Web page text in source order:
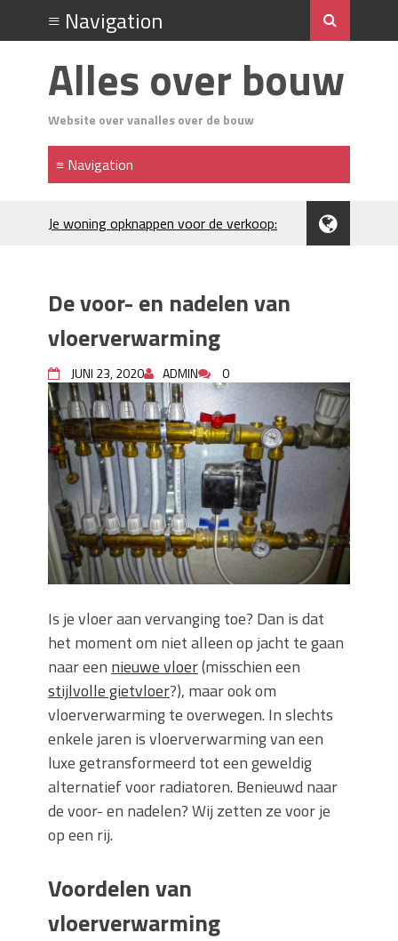
Alles over bouw
Website over vanalles over de bouw
Je woning opknappen voor de verkoop:
evenementen
H₂S in Rotterdamse woonwijken:
metingen, geurneutralisatie en
resultaten
Kunststof erfafscheiding: duurzame
keuze voor iedere tuin
Wat is een sleuvenzaagmachine en
wanneer gebruik je hem?
Wonen in balans en comfort
Wanneer is het slim om een
graafmachine te huren in plaats van te
kopen?
Buitenleven, de tuin en een hangmat
kopen
Verbouwen? Sla je inboedel tijdelijk op!
Waar let je op bij het kiezen van een
dakdekkersbedrijf?
De voor- en nadelen van
vloerverwarming
JUNI 23, 2020 ADMIN 0
Is je vloer aan vervanging toe? Dan is dat
het moment om niet alleen op jacht te gaan
naar een nieuwe vloer(misschien een
stijlvolle gietvloer?), maar ook om
vloerverwarming te overwegen. In slechts
enkele jaren is vloerverwarming van een
luxe getransformeerd tot een geweldig
alternatief voor radiatoren. Benieuwd naar
de voor- en nadelen? Wij zetten ze voor je
op een rij.
Voordelen van
vloerverwarming